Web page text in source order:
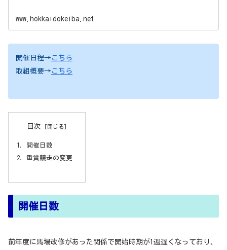
www.hokkaidokeiba.net
開催日程→ こちら
取組概要→ こちら
目次
開催日数
重賞競走の変更
開催日数
前年度に馬場改修があった関係で開始時期が1週遅くなっており、